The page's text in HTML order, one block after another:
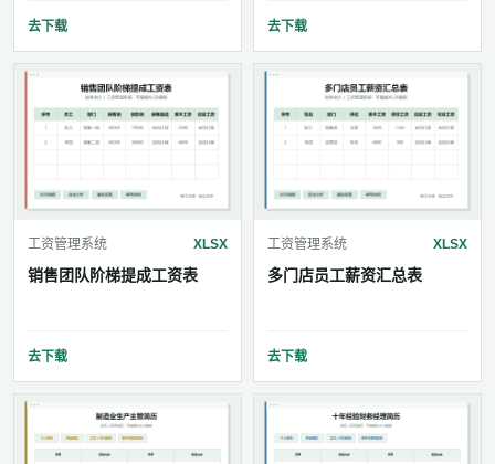
去下载 去下载
工资管理系统 XLSX
销售团队阶梯提成工资表
去下载
工资管理系统 XLSX
多门店员工薪资汇总表
去下载